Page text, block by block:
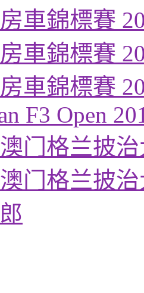
車錦標賽
車錦標賽
車錦標賽
F3 Open
门格兰披
门格兰披